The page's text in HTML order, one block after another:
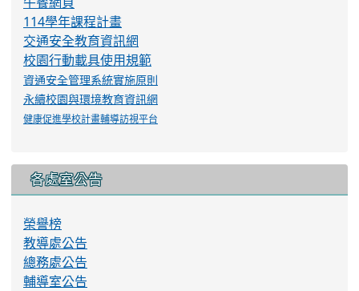
114學年課程計畫
交通安全教育資訊網
校園行動載具使用規範
資通安全管理系統實施原則
永續校園與環境教育資訊網
健康促進學校計畫輔導訪視平台
各處室公告
榮譽榜
教導處公告
總務處公告
輔導室公告